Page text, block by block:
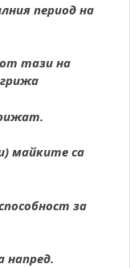
период на
тази на
майките са
за
напред.